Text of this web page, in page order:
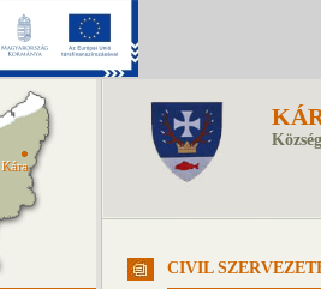
Kára
Kára
CIVIL